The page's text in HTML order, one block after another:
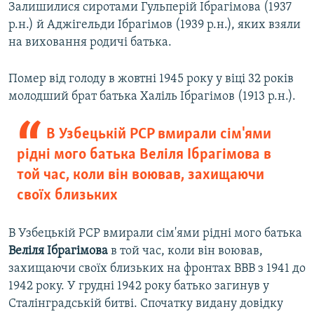
Залишилися сиротами Гульперій Ібрагімова (1937
р.н.) й Аджігельди Ібрагімов (1939 р.н.), яких взяли
на виховання родичі батька.
Помер від голоду в жовтні 1945 року у віці 32 років
молодший брат батька Халіль Ібрагімов (1913 р.н.).
В Узбецькій РСР вмирали сім'ями
рідні мого батька Веліля Ібрагімова в
той час, коли він воював, захищаючи
своїх близьких
В Узбецькій РСР вмирали сім'ями рідні мого батька
Веліля Ібрагімова в той час, коли він воював,
захищаючи своїх близьких на фронтах ВВВ з 1941 до
1942 року. У грудні 1942 року батько загинув у
Сталінградській битві. Спочатку видану довідку